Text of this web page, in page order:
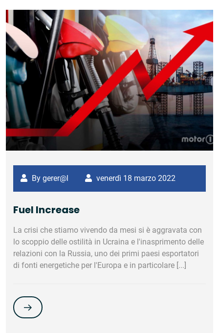
By gerer@l venerdì 18 marzo 2022
Fuel Increase
La crisi che stiamo vivendo da mesi si è aggravata con
lo scoppio delle ostilità in Ucraina e l'inasprimento delle
relazioni con la Russia, uno dei primi paesi esportatori
di fonti energetiche per l'Europa e in particolare [...]